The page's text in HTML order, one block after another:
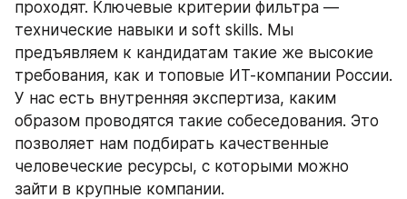
проходят. Ключевые критерии фильтра —
технические навыки и soft skills. Мы
предъявляем к кандидатам такие же высокие
требования, как и топовые ИТ-компании России.
У нас есть внутренняя экспертиза, каким
образом проводятся такие собеседования. Это
позволяет нам подбирать качественные
человеческие ресурсы, с которыми можно
зайти в крупные компании.